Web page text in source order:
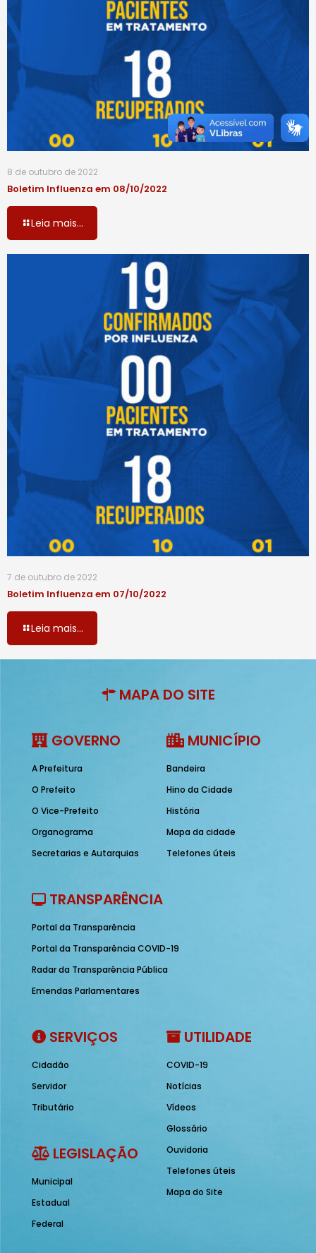
8 de outubro de 2022
Boletim Influenza em 08/10/2022
Leia mais...
7 de outubro de 2022
Boletim Influenza em 07/10/2022
Leia mais...
MAPA DO SITE
GOVERNO
A Prefeitura
O Prefeito
O Vice-Prefeito
Organograma
Secretarias e Autarquias
MUNICÍPIO
Bandeira
Hino da Cidade
História
Mapa da cidade
Telefones úteis
TRANSPARÊNCIA
Portal da Transparência
Portal da Transparência COVID-19
Radar da Transparência Pública
Emendas Parlamentares
SERVIÇOS
Cidadão
Servidor
Tributário
LEGISLAÇÃO
Municipal
Estadual
Federal
UTILIDADE
COVID-19
Notícias
Vídeos
Glossário
Ouvidoria
Telefones úteis
Mapa do Site